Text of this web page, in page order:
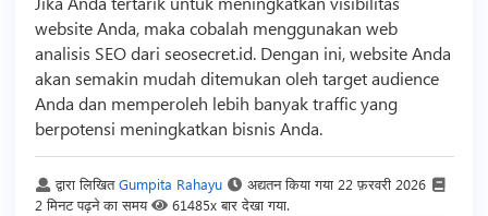
website Anda, maka cobalah menggunakan web
analisis SEO dari seosecret.id. Dengan ini, website Anda
akan semakin mudah ditemukan oleh target audience
Anda dan memperoleh lebih banyak traffic yang
berpotensi meningkatkan bisnis Anda.
द्वारा लिखितGumpita Rahayu अद्यतन किया गया 22 फ़रवरी 2026
2 मिनट पढ़ने का समय
61485x बार देखा गया.